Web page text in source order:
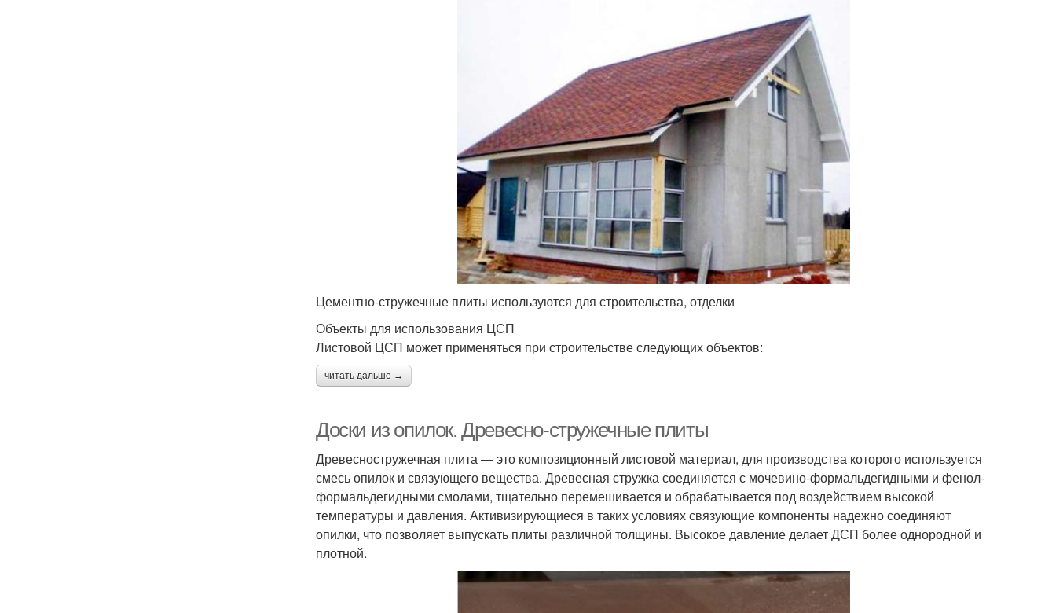
Цементно-стружечные плиты используются для строительства, отделки
Объекты для использования ЦСП
Листовой ЦСП может применяться при строительстве следующих объектов:
читать дальше →
Доски из опилок. Древесно-стружечные плиты
Древесностружечная плита — это композиционный листовой материал, для производства которого используется
смесь опилок и связующего вещества. Древесная стружка соединяется с мочевино-формальдегидными и фенол-
формальдегидными смолами, тщательно перемешивается и обрабатывается под воздействием высокой
температуры и давления. Активизирующиеся в таких условиях связующие компоненты надежно соединяют
опилки, что позволяет выпускать плиты различной толщины. Высокое давление делает ДСП более однородной и
плотной.